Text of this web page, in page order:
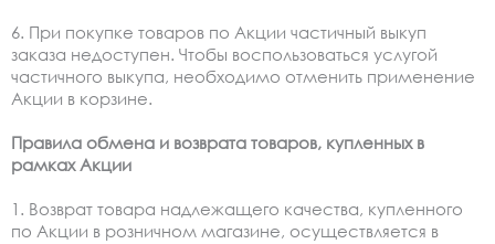
6. При покупке товаров по Акции частичный выкуп
заказа недоступен. Чтобы воспользоваться услугой
частичного выкупа, необходимо отменить применение
Акции в корзине.
Правила обмена и возврата товаров, купленных в
рамках Акции
1. Возврат товара надлежащего качества, купленного
по Акции в розничном магазине, осуществляется в